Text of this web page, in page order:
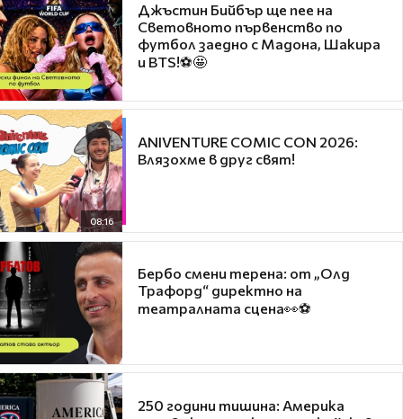
Джъстин Бийбър ще пее на
Световното първенство по
футбол заедно с Мадона, Шакира
и BTS!⚽🤩
08:16
ANIVENTURE COMIC CON 2026:
Влязохме в друг свят!
Бербо смени терена: от „Олд
Трафорд“ директно на
театралната сцена👀⚽
250 години тишина: Америка